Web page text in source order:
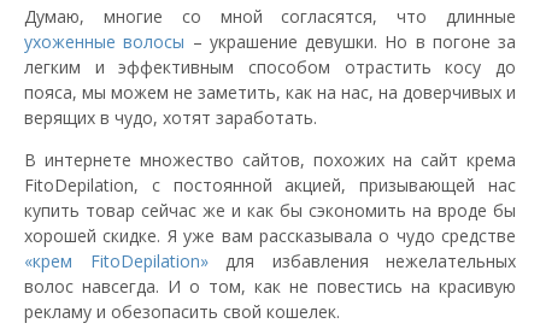
Думаю, многие со мной согласятся, что длинные
ухоженные волосы – украшение девушки. Но в погоне за
легким и эффективным способом отрастить косу до
пояса, мы можем не заметить, как на нас, на доверчивых и
верящих в чудо, хотят заработать.
В интернете множество сайтов, похожих на сайт крема
FitoDepilation, с постоянной акцией, призывающей нас
купить товар сейчас же и как бы сэкономить на вроде бы
хорошей скидке. Я уже вам рассказывала о чудо средстве
«крем FitoDepilation»для избавления нежелательных
волос навсегда. И о том, как не повестись на красивую
рекламу и обезопасить свой кошелек.